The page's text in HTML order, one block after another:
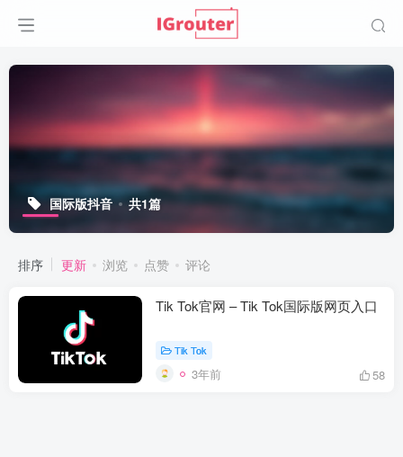
国际版抖音 共1篇
排序 更新 浏览 点赞 评论
Tik Tok官网 – Tik Tok国际版网页入口
Tik Tok
3年前 58